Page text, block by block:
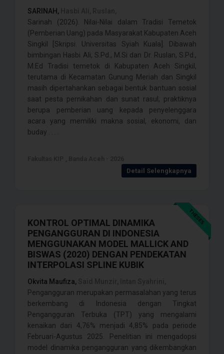
SARINAH,
Sarinah (2026). Nilai-Nilai dalam Tradisi Temetok
(Pemberian Uang) pada Masyarakat Kabupaten Aceh
Singkil [Skripsi. Universitas Syiah Kuala]. Dibawah
bimbingan Hasbi Ali, S.Pd., M.Si dan Dr. Ruslan, S.Pd.,
M.Ed Tradisi temetok di Kabupaten Aceh Singkil,
terutama di Kecamatan Gunung Meriah dan Singkil
masih dipertahankan sebagai bentuk bantuan sosial
saat pesta pernikahan dan sunat rasul, praktiknya
berupa pemberian uang kepada penyelenggara
acara yang memiliki makna sosial, ekonomi, dan
buday . . . .
Detail Selengkapnya
THESES
KONTROL OPTIMAL DINAMIKA
PENGANGGURAN DI INDONESIA
MENGGUNAKAN MODEL MALLICK AND
BISWAS (2020) DENGAN PENDEKATAN
INTERPOLASI SPLINE KUBIK
Okvita Maufiza,
Pengangguran merupakan permasalahan yang terus
berkembang di Indonesia dengan Tingkat
Pengangguran Terbuka (TPT) yang mengalami
kenaikan dari 4,76% menjadi 4,85% pada periode
Februari-Agustus 2025. Penelitian ini mengadopsi
model dinamika pengangguran yang dikembangkan